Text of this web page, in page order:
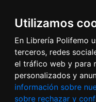
Utilizamos
En Librería Polifemo
terceros, redes
el tráfico web y para
personalizados y
información sobre
sobre rechazar y